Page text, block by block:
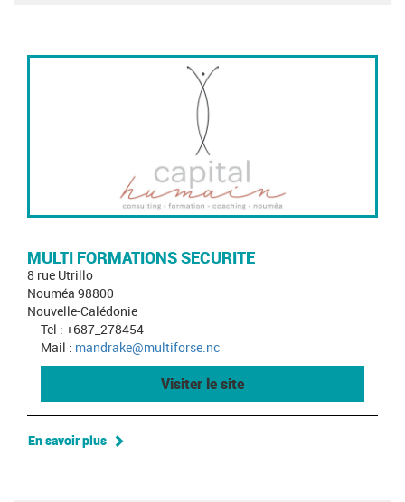
MULTI FORMATIONS SECURITE
8 rue Utrillo
Nouméa 98800
Nouvelle-Calédonie
Tel : +687_278454
Mail : mandrake@multiforse.nc
Visiter le site
En savoir plus